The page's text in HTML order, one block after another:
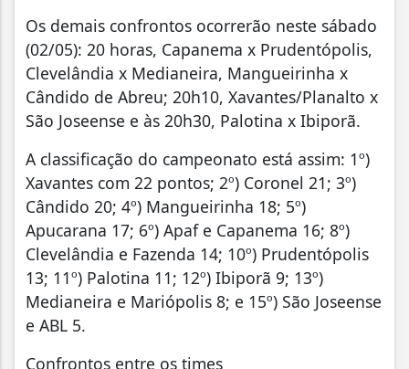
Os demais confrontos ocorrerão neste sábado
(02/05): 20 horas, Capanema x Prudentópolis,
Clevelândia x Medianeira, Mangueirinha x
Cândido de Abreu; 20h10, Xavantes/Planalto x
São Joseense e às 20h30, Palotina x Ibiporã.
A classificação do campeonato está assim: 1º)
Xavantes com 22 pontos; 2º) Coronel 21; 3º)
Cândido 20; 4º) Mangueirinha 18; 5º)
Apucarana 17; 6º) Apaf e Capanema 16; 8º)
Clevelândia e Fazenda 14; 10º) Prudentópolis
13; 11º) Palotina 11; 12º) Ibiporã 9; 13º)
Medianeira e Mariópolis 8; e 15º) São Joseense
e ABL 5.
Confrontos entre os times